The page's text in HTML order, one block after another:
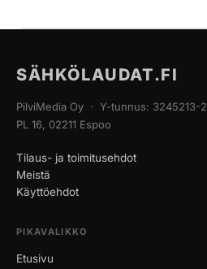
SÄHKÖLAUDAT.FI
PilviMedia Oy · Y-tunnus: 3245213-2
PL 16, 02211 Espoo
Tilaus- ja toimitusehdot
Meistä
Käyttöehdot
PIKAVALIKKO
Etusivu